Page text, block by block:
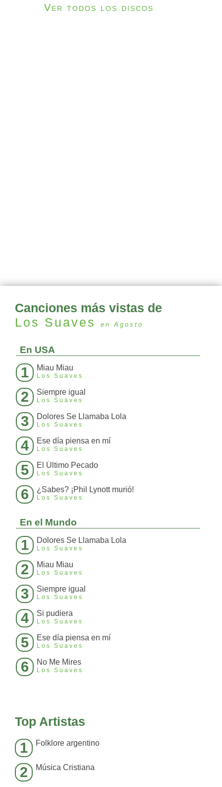
Ver todos los discos
Canciones más vistas de
Los Suaves
en Agosto
En USA
1 Miau Miau
Los Suaves
2 Siempre igual
Los Suaves
3 Dolores Se Llamaba Lola
Los Suaves
4 Ese día piensa en mí
Los Suaves
5 El Último Pecado
Los Suaves
6 ¿Sabes? ¡Phil Lynott murió!
Los Suaves
En el Mundo
1 Dolores Se Llamaba Lola
Los Suaves
2 Miau Miau
Los Suaves
3 Siempre igual
Los Suaves
4 Si pudiera
Los Suaves
5 Ese día piensa en mí
Los Suaves
6 No Me Mires
Los Suaves
Top Artistas
1 Folklore argentino
2 Música Cristiana